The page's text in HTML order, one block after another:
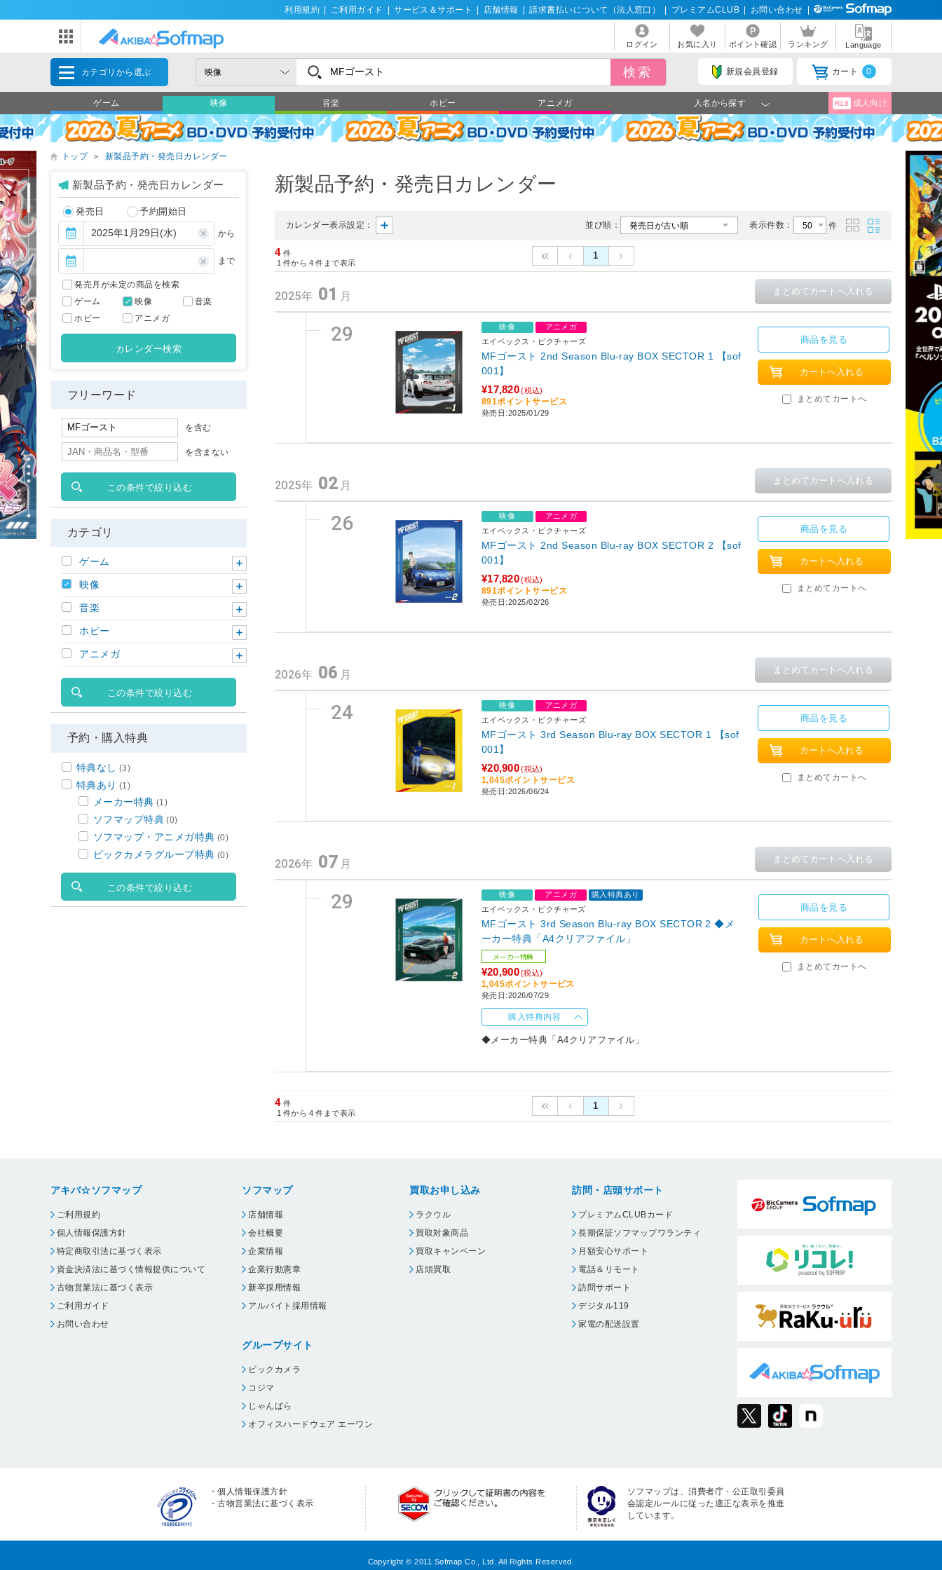
利用規約 ご利用ガイド サービス＆サポート 店舗情報 請求書払いについて（法人窓口） プレミアムCLUB お問い合わせ
ログイン お気に入り ポイント確認 ランキング Language
カテゴリから選ぶ 新規会員登録 カート 0
ゲーム 映像 音楽 ホビー アニメガ 人名から探す R18 成人向け
トップ ＞ 新製品予約・発売日カレンダー
新製品予約・発売日カレンダー
並び順： 表示件数： 件
カレンダー表示設定：
4 件
1 件から 4 件まで表示
1
2025年 01 月
29 映像
アニメガ
エイベックス・ピクチャーズ
MFゴースト 2nd Season Blu-ray BOX SECTOR 1 【sof
001】
¥17,820(税込)
891ポイントサービス
発売日:2025/01/29
商品を見る
まとめてカートへ
2025年 02 月
26 映像
アニメガ
エイベックス・ピクチャーズ
MFゴースト 2nd Season Blu-ray BOX SECTOR 2 【sof
001】
¥17,820(税込)
891ポイントサービス
発売日:2025/02/26
商品を見る
まとめてカートへ
2026年 06 月
24 映像
アニメガ
エイベックス・ピクチャーズ
MFゴースト 3rd Season Blu-ray BOX SECTOR 1 【sof
001】
¥20,900(税込)
1,045ポイントサービス
発売日:2026/06/24
商品を見る
まとめてカートへ
2026年 07 月
29 映像 アニメガ
購入特典あり
エイベックス・ピクチャーズ
MFゴースト 3rd Season Blu-ray BOX SECTOR 2 ◆メ
ーカー特典「A4クリアファイル」
メーカー特典
¥20,900(税込)
1,045ポイントサービス
発売日:2026/07/29
購入特典内容
◆メーカー特典「A4クリアファイル」
商品を見る
まとめてカートへ
4 件
1 件から 4 件まで表示
1
新製品予約・発売日カレンダー
発売日 予約開始日
から
まで
発売月が未定の商品を検索
ゲーム
映像
音楽
ホビー
アニメガ
カレンダー検索
フリーワード
を含む
を含まない
この条件で絞り込む
カテゴリ
ゲーム
映像
音楽
ホビー
アニメガ
この条件で絞り込む
予約・購入特典
特典なし (3)
特典あり (1)
メーカー特典 (1)
ソフマップ特典 (0)
ソフマップ・アニメガ特典 (0)
ビックカメラグループ特典 (0)
この条件で絞り込む
アキバ☆ソフマップ
ご利用規約
個人情報保護方針
特定商取引法に基づく表示
資金決済法に基づく情報提供について
古物営業法に基づく表示
ご利用ガイド
お問い合わせ
ソフマップ
店舗情報
会社概要
企業情報
企業行動憲章
新卒採用情報
アルバイト採用情報
グループサイト
ビックカメラ
コジマ
じゃんぱら
オフィスハードウェア エーワン
買取お申し込み
ラクウル
買取対象商品
買取キャンペーン
店頭買取
訪問・店頭サポート
プレミアムCLUBカード
長期保証ソフマップワランティ
月額安心サポート
電話＆リモート
訪問サポート
デジタル119
家電の配送設置
・個人情報保護方針
・古物営業法に基づく表示
ソフマップは、消費者庁・公正取引委員
会認定ルールに従った適正な表示を推進
しています。
Copyright © 2011 Sofmap Co., Ltd. All Rights Reserved.